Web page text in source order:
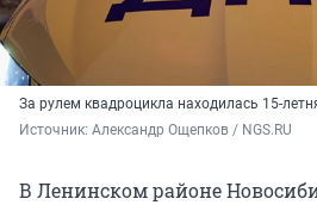
За рулем квадроцикла находилась 15-
Источник: Александр Ощепков / NGS.RU
В Ленинском районе